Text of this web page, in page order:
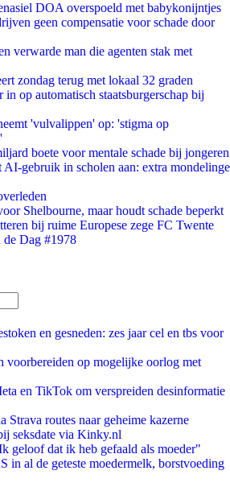
DOA overspoeld met babykonijntjes
geen compensatie voor schade door
verwarde man die agenten stak met
zondag terug met lokaal 32 graden
op automatisch staatsburgerschap bij
'vulvalippen' op: 'stigma op
boete voor mentale schade bij jongeren
AI-gebruik in scholen aan: extra mondelinge
Shelbourne, maar houdt schade beperkt
bij ruime Europese zege FC Twente
de Dag #1978
en gesneden: zes jaar cel en tbs voor
voorbereiden op mogelijke oorlog met
en TikTok om verspreiden desinformatie
routes naar geheime kazerne
seksdate via Kinky.nl
geloof dat ik heb gefaald als moeder"
in al de geteste moedermelk, borstvoeding